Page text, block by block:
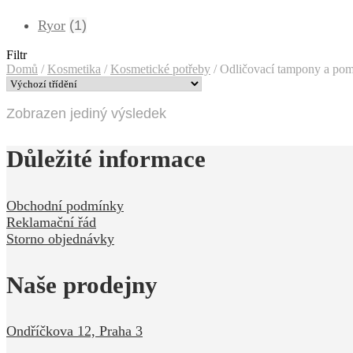
Ryor (1)
Filtr
Domů / Kosmetika / Kosmetické potřeby /Odličovací tampony a
Zobrazen jediný výsledek
Důležité informace
Obchodní podmínky
Reklamační řád
Storno objednávky
Naše prodejny
Ondříčkova 12, Praha 3